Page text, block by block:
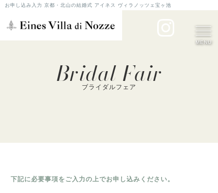
お申し込み入力 京都・北山の結婚式 アイネス ヴィラノッツェ宝ヶ池
MENU
Bridal Fair
ブライダルフェア
下記に必要事項をご入力の上でお申し込みください。